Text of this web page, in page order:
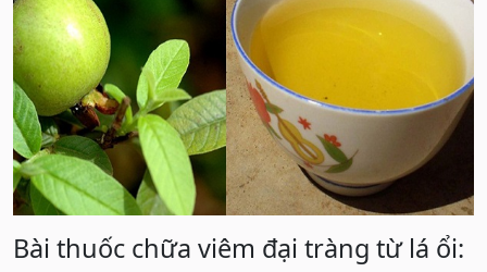
Bài thuốc chữa viêm đại tràng từ lá ổi: